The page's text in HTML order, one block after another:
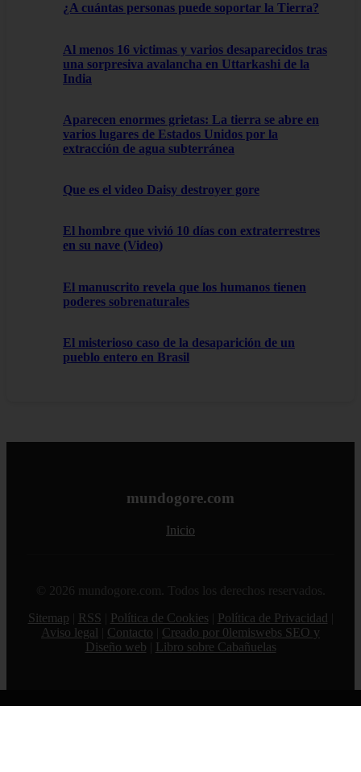
¿A cuántas personas puede soportar la Tierra?
Al menos 16 victimas y varios desaparecidos tras
una sorpresiva avalancha en Uttarkashi de la
India
Aparecen enormes grietas: La tierra se abre en
varios lugares de Estados Unidos por la
extracción de agua subterránea
Que es el video Daisy destroyer gore
El hombre que vivió 10 días con extraterrestres
en su nave (Video)
El manuscrito revela que los humanos tienen
poderes sobrenaturales
El misterioso caso de la desaparición de un
pueblo entero en Brasil
mundogore.com
Inicio
© 2026 mundogore.com. Todos los derechos reservados.
Sitemap
RSS Política de Cookies Política de Privacidad
Aviso legal
Contacto
Creado por 0lemiswebs SEO y
Diseño web
Libro sobre Cabañuelas